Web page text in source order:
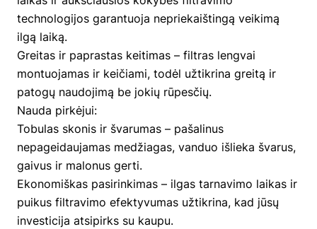
technologijos garantuoja nepriekaištingą veikimą
ilgą laiką.
Greitas ir paprastas keitimas – filtras lengvai
montuojamas ir keičiami, todėl užtikrina greitą ir
patogų naudojimą be jokių rūpesčių.
Nauda pirkėjui:
Tobulas skonis ir švarumas – pašalinus
nepageidaujamas medžiagas, vanduo išlieka švarus,
gaivus ir malonus gerti.
Ekonomiškas pasirinkimas – ilgas tarnavimo laikas ir
puikus filtravimo efektyvumas užtikrina, kad jūsų
investicija atsipirks su kaupu.